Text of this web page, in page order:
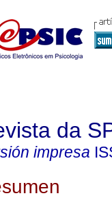
da
impresa